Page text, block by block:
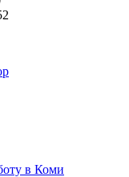
в Коми